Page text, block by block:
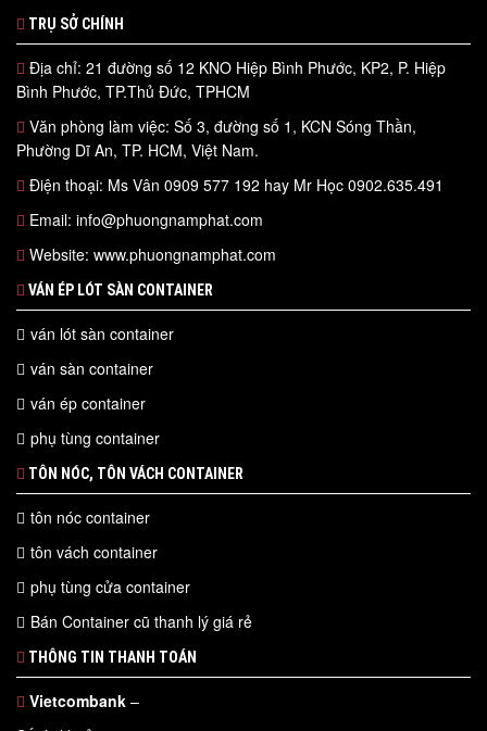
TRỤ SỞ CHÍNH
Địa chỉ: 21 đường số 12 KNO Hiệp Bình Phước, KP2, P. Hiệp
Bình Phước, TP.Thủ Đức, TPHCM
Văn phòng làm việc: Số 3, đường số 1, KCN Sóng Thần,
Phường Dĩ An, TP. HCM, Việt Nam.
Điện thoại: Ms Vân 0909 577 192 hay Mr Học 0902.635.491
Email: info@phuongnamphat.com
Website: www.phuongnamphat.com
VÁN ÉP LÓT SÀN CONTAINER
ván lót sàn container
ván sàn container
ván ép container
phụ tùng container
TÔN NÓC, TÔN VÁCH CONTAINER
tôn nóc container
tôn vách container
phụ tùng cửa container
Bán Container cũ thanh lý giá rẻ
THÔNG TIN THANH TOÁN
Vietcombank –